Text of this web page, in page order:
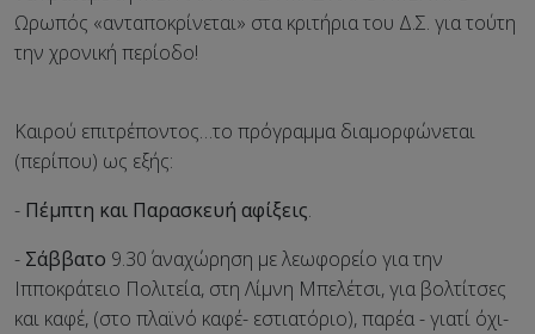
Ωρωπός «ανταποκρίνεται» στα κριτήρια του Δ.Σ. για τούτη
την χρονική περίοδο!
Καιρού επιτρέποντος…το πρόγραμμα διαμορφώνεται
(περίπου) ως εξής:
- Πέμπτη και Παρασκευή αφίξεις.
- Σάββατο 9.30΄ αναχώρηση με λεωφορείο για την
Ιπποκράτειο Πολιτεία, στη Λίμνη Μπελέτσι, για βολτίτσες
και καφέ, (στο πλαϊνό καφέ- εστιατόριο), παρέα - γιατί όχι-